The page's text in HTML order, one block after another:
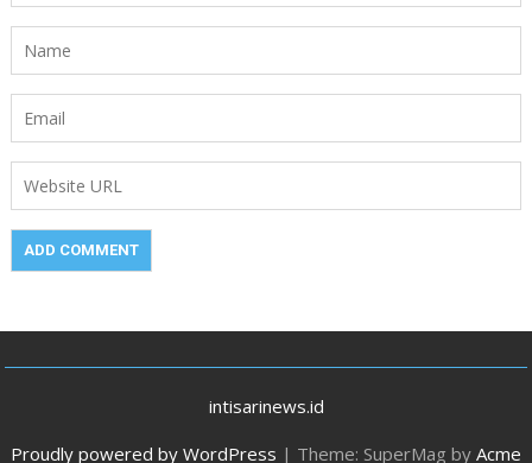
intisarinews.id
Proudly powered by WordPress | Theme: SuperMag by Acme